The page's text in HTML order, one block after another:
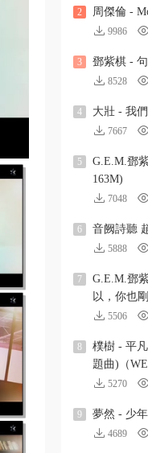
2 周傑倫 -
9986
3 鄧紫棋 - 句
8528
4 大壯 - 我
7667
5
G.E.M.鄧
163M)
7048
6 音阙詩聽
5888
7
G.E.M.鄧
以，你也
5506
8
樸樹 - 平
題曲)（
5270
9 夢然 - 少
4689